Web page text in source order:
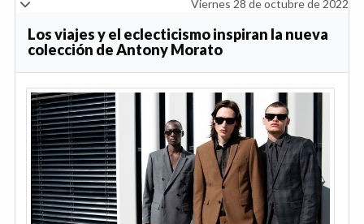
Viernes 28 de octubre de 2022
Los viajes y el eclecticismo inspiran la nueva
colección de Antony Morato